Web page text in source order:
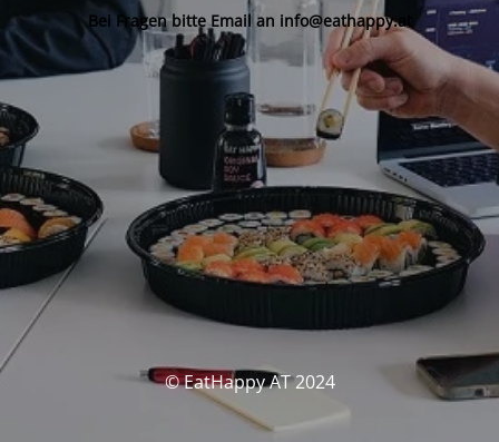
Bei Fragen bitte Email an info@eathappy.at
© EatHappy AT 2024